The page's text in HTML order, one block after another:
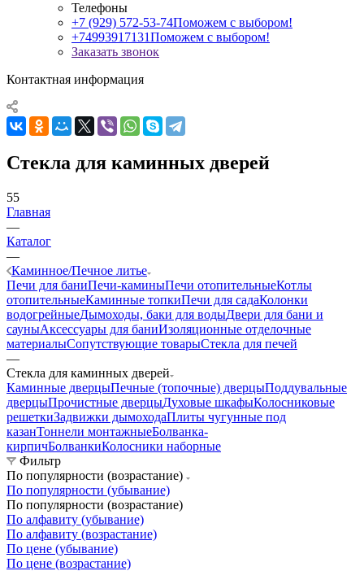
Телефоны
+7 (929) 572-53-74Поможем с выбором!
+74993917131Поможем с выбором!
Заказать звонок
Контактная информация
Стекла для каминных дверей
55
Главная
—
Каталог
—
Каминное/Печное литье
Печи для баниПечи-каминыПечи отопительныеКотлы
отопительныеКаминные топкиПечи для садаКолонки
водогрейныеДымоходы, баки для водыДвери для бани и
сауныАксессуары для баниИзоляционные отделочные
материалыСопутствующие товарыСтекла для печей
—
Стекла для каминных дверей
Каминные дверцыПечные (топочные) дверцыПоддувальные
дверцыПрочистные дверцыДуховые шкафыКолосниковые
решеткиЗадвижки дымоходаПлиты чугунные под
казанТоннели монтажныеБолванка-
кирпичБолванкиКолосники наборные
Фильтр
По популярности (возрастание)
По популярности (убывание)
По популярности (возрастание)
По алфавиту (убывание)
По алфавиту (возрастание)
По цене (убывание)
По цене (возрастание)